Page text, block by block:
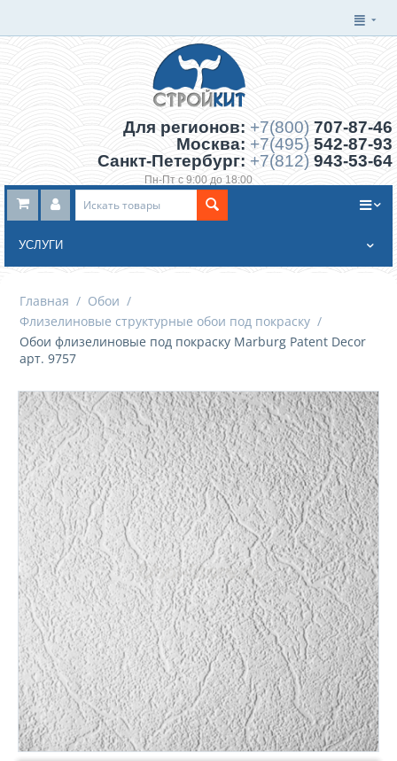
Для регионов: +7(800) 707-87-46
Москва: +7(495) 542-87-93
Санкт-Петербург: +7(812) 943-53-64
Пн-Пт с 9:00 до 18:00
Заказать обратный звонок
УСЛУГИ
Главная / Обои /
Флизелиновые структурные обои под покраску /
Обои флизелиновые под покраску Marburg Patent Decor
арт. 9757